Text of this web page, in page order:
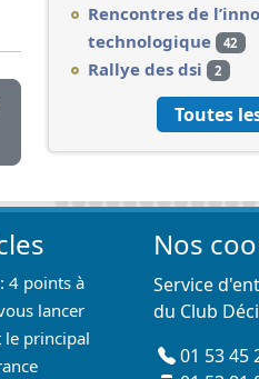
Rencontres de
technologique
42
Rallye des dsi 2
Toutes
4 points à
lancer
le principal
Nos
Service
du Club
01 53 45